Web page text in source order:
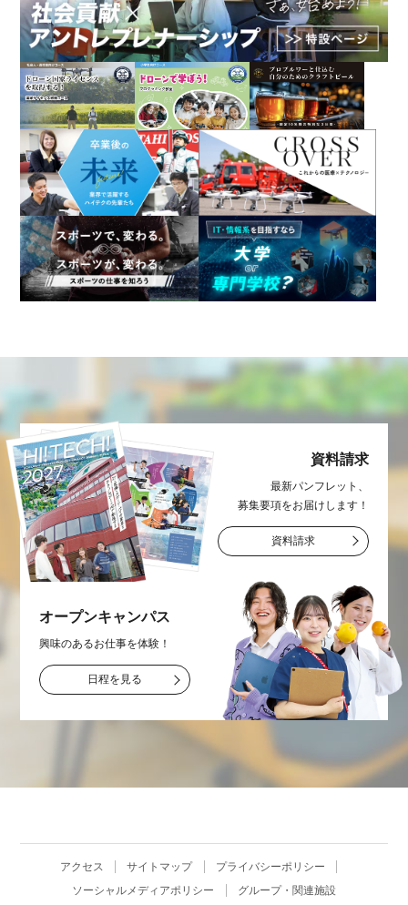
資料請求
最新パンフレット、
募集要項をお届け します！
資料請求
オープンキャンパス
興味のあるお仕事を体験！
日程を見る
アクセス サイトマップ
プライバシーポリシー
ソーシャルメディアポリシー
グループ・関連施設